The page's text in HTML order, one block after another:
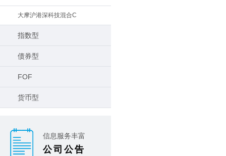
大摩沪港深科技混合C
指数型
债券型
FOF
货币型
信息服务丰富
公司公告